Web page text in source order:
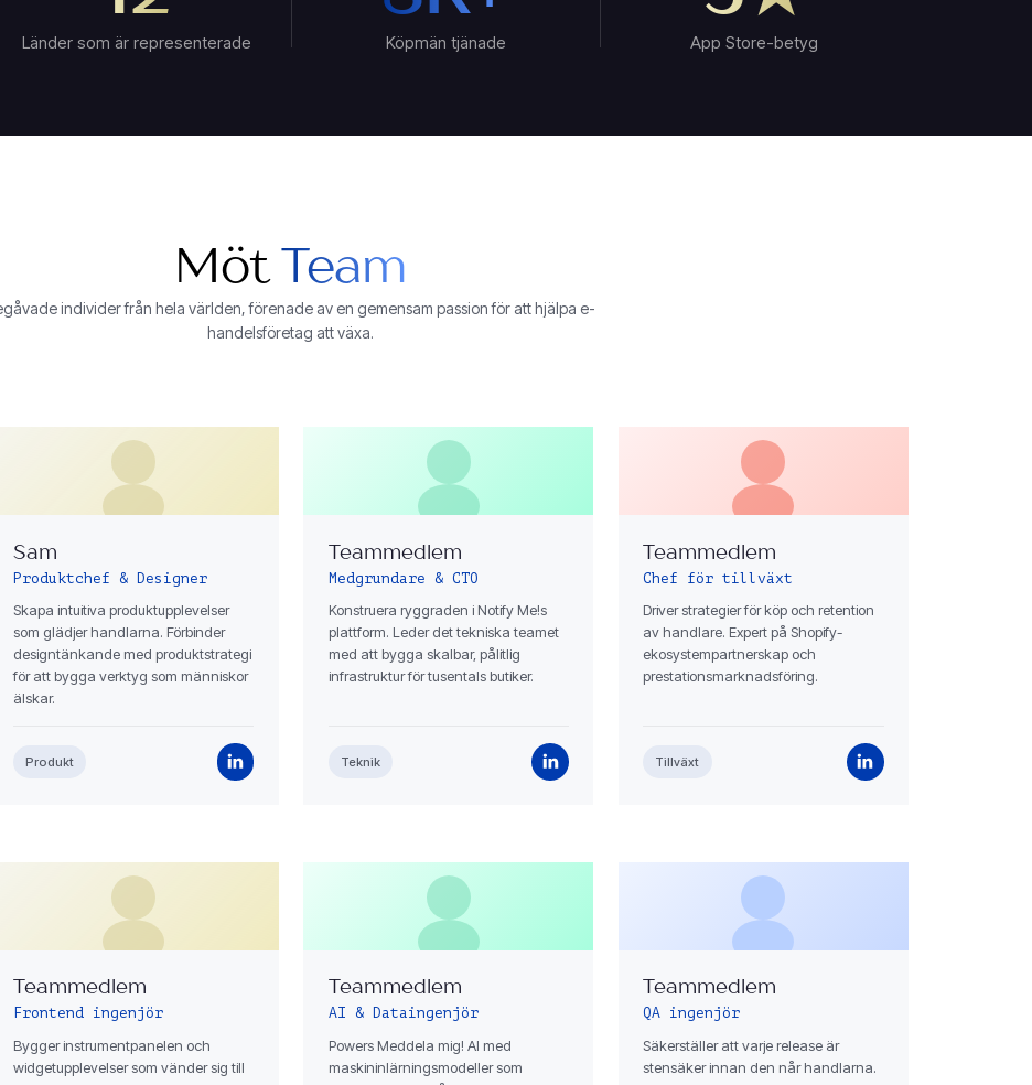
Länder som är representerade Köpmän tjänade App Store-betyg
Möt Team
individer från hela världen, förenade av en gemensam passion för att hjälpa e-
handelsföretag att växa.
Sam
Produktchef & Designer
Skapa intuitiva produktupplevelser
som glädjer handlarna. Förbinder
designtänkande med produktstrategi
för att bygga verktyg som människor
älskar.
Produkt
Teammedlem
Medgrundare & CTO
Konstruera ryggraden i Notify Me!s
plattform. Leder det tekniska teamet
med att bygga skalbar, pålitlig
infrastruktur för tusentals butiker.
Teknik
Teammedlem
Chef för tillväxt
Driver strategier för köp och retention
av handlare. Expert på Shopify-
ekosystempartnerskap och
prestationsmarknadsföring.
Tillväxt
Teammedlem
Frontend ingenjör
Bygger instrumentpanelen och
widgetupplevelser som vänder sig till
Teammedlem
AI & Dataingenjör
Powers Meddela mig! AI med
maskininlärningsmodeller som
Teammedlem
QA ingenjör
Säkerställer att varje release är
stensäker innan den når handlarna.